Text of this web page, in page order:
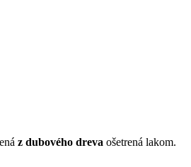
z dubového dreva ošetrená lakom.